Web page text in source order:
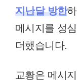
지난달 방한
메시지를 성
더했습니다.
교황은 메시